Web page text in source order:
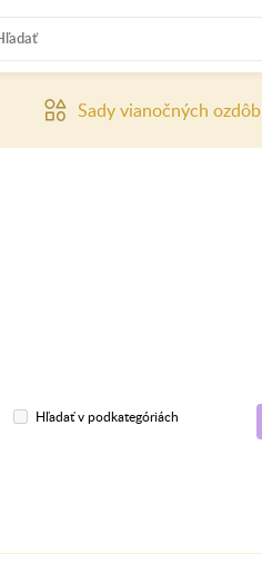
Sady vianočných ozdôb
Hľadať v podkategóriách